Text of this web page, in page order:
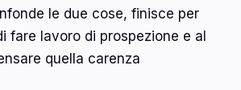
le due cose, finisce per
fare lavoro di prospezione e al
quella carenza